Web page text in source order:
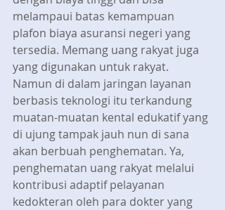
melampaui batas kemampuan
plafon biaya asuransi negeri yang
tersedia. Memang uang rakyat juga
yang digunakan untuk rakyat.
Namun di dalam jaringan layanan
berbasis teknologi itu terkandung
muatan-muatan kental edukatif yang
di ujung tampak jauh nun di sana
akan berbuah penghematan. Ya,
penghematan uang rakyat melalui
kontribusi adaptif pelayanan
kedokteran oleh para dokter yang